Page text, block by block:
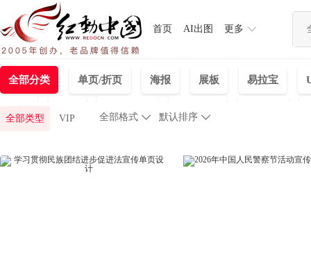
首页 AI出图 更多
全部分类 单页/折页 海报 展板 易拉宝
婚庆|相册 标识指示
全部类型 VIP 
全部格式 默认排序 